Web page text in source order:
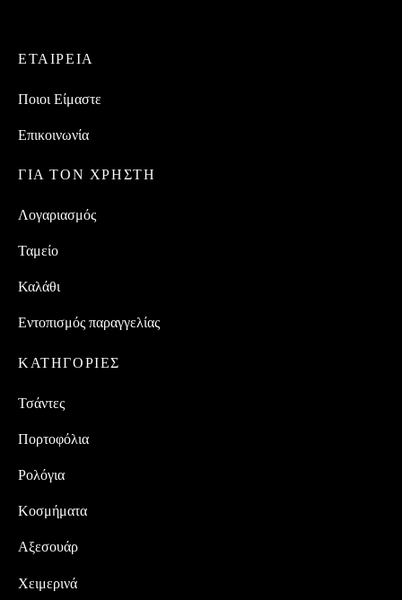
ΕΤΑΙΡEIΑ
Ποιοι Είμαστε
Επικοινωνία
ΓΙΑ ΤΟΝ ΧΡΗΣΤΗ
Λογαριασμός
Ταμείο
Καλάθι
Εντοπισμός παραγγελίας
ΚΑΤΗΓΟΡΙΕΣ
Τσάντες
Πορτοφόλια
Ρολόγια
Κοσμήματα
Αξεσουάρ
Χειμερινά